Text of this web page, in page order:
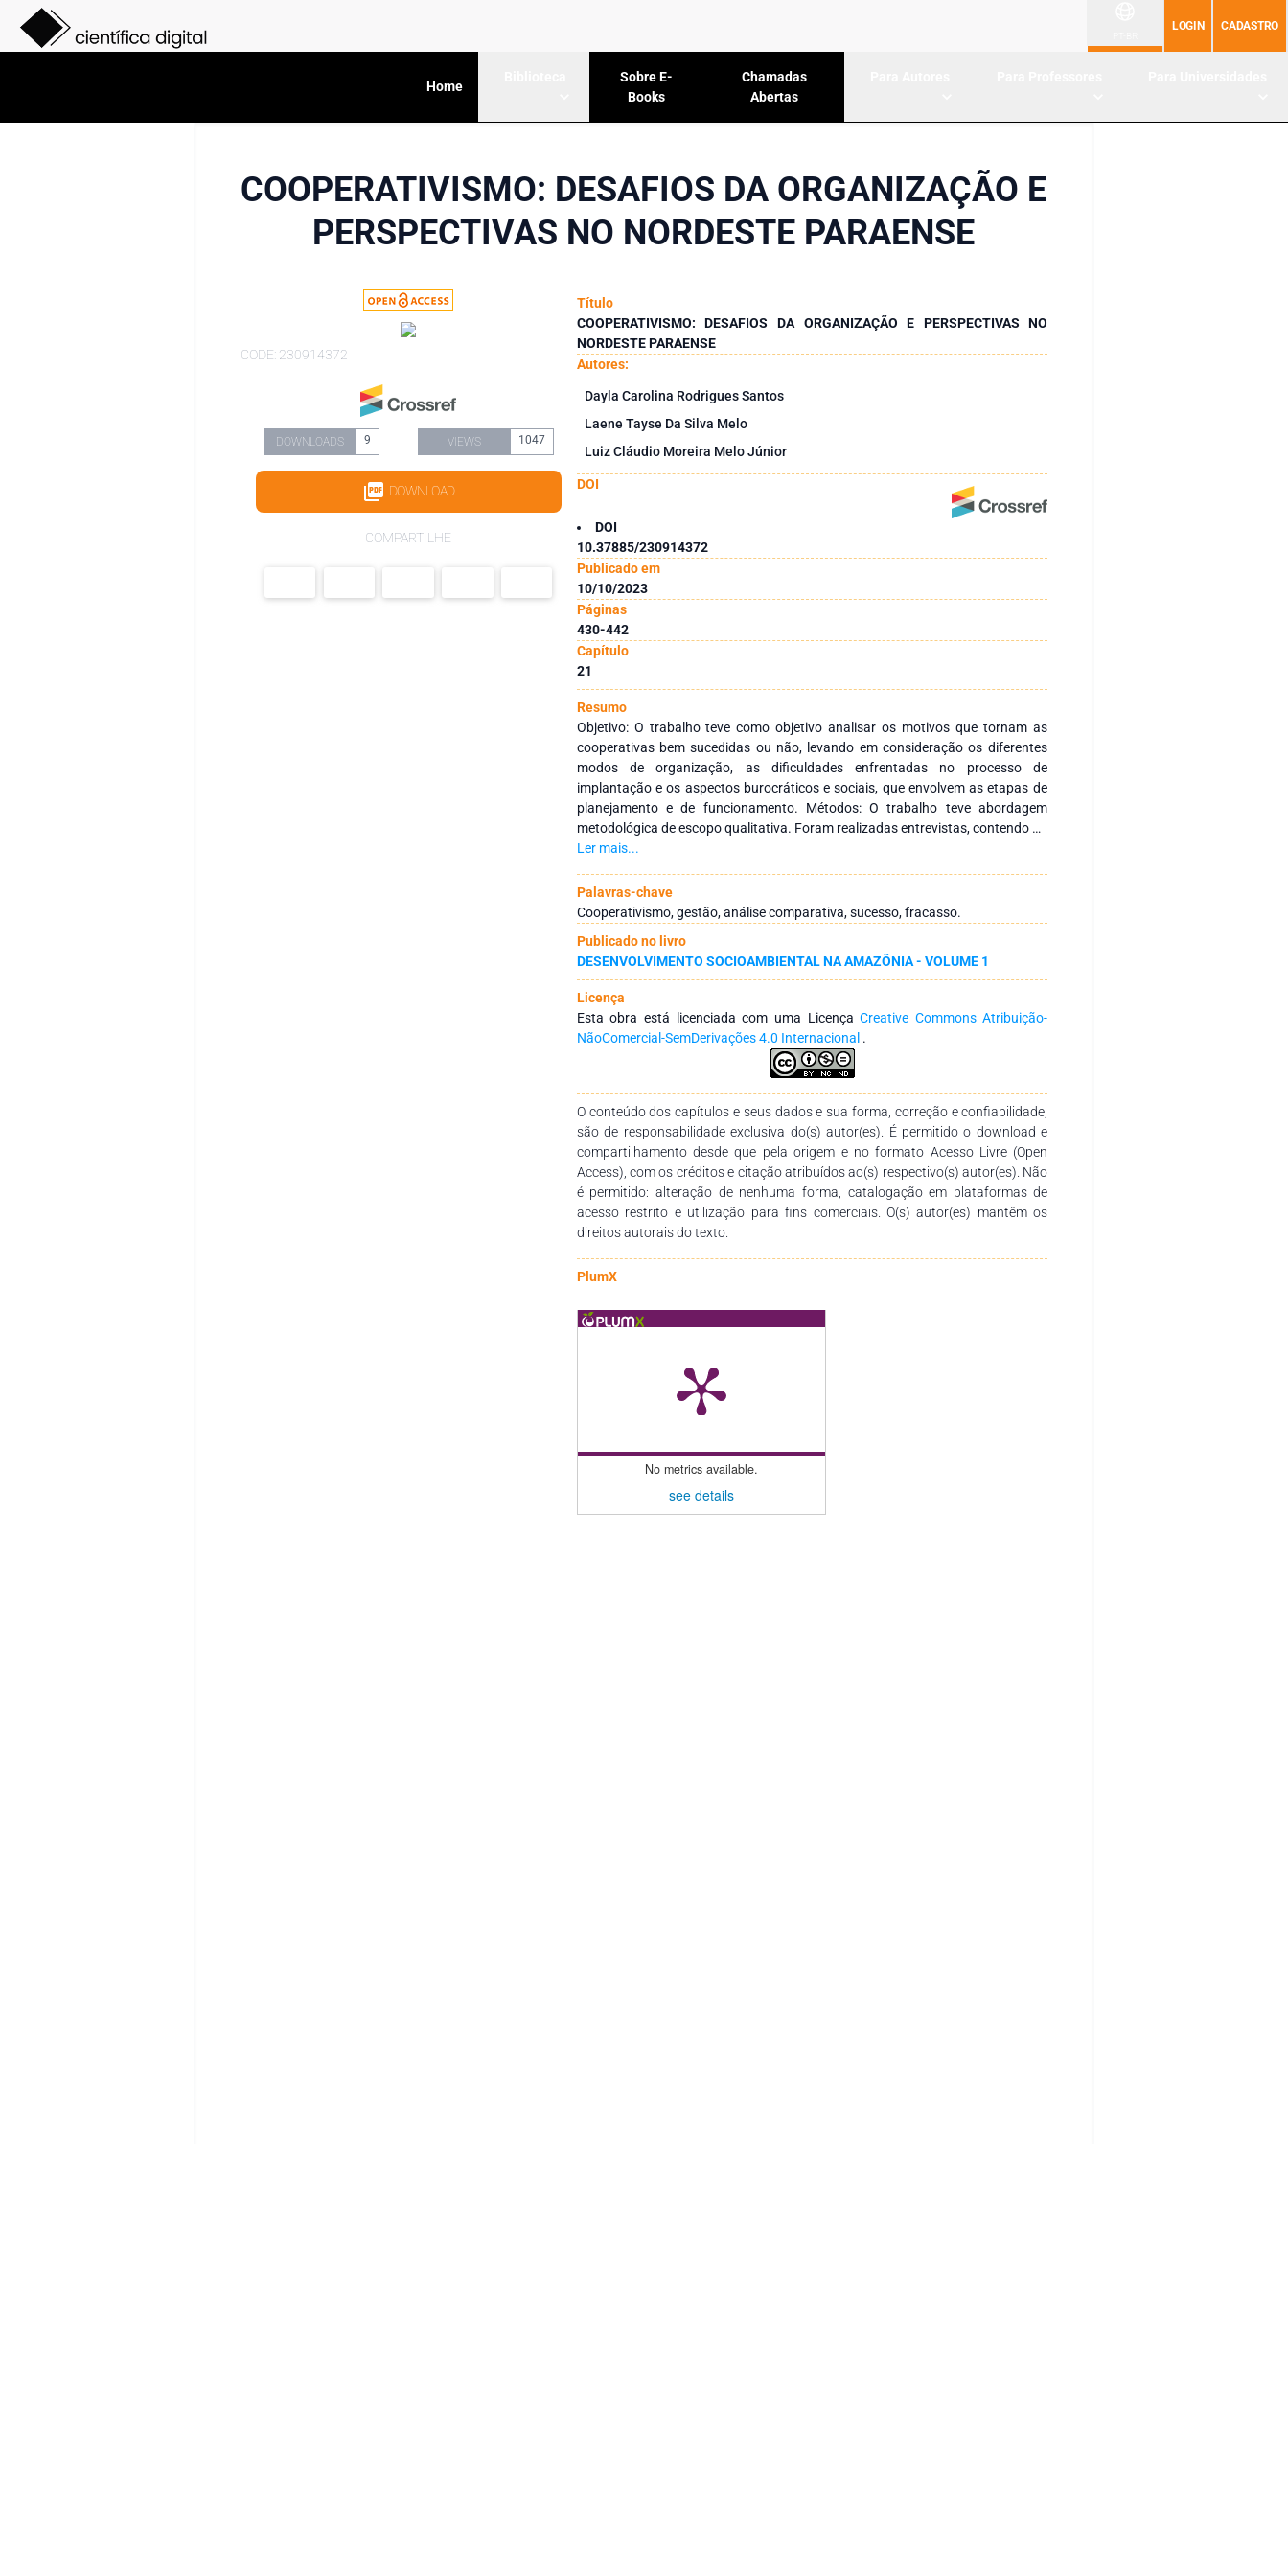
LOGIN CADASTRO
Home
Sobre E-
Books
Chamadas
Abertas
COOPERATIVISMO: DESAFIOS DA ORGANIZAÇÃO E
PERSPECTIVAS NO NORDESTE PARAENSE
CODE: 230914372
DOWNLOADS 9 VIEWS 1047
DOWNLOAD
COMPARTILHE
Título
COOPERATIVISMO: DESAFIOS DA ORGANIZAÇÃO E PERSPECTIVAS NO
NORDESTE PARAENSE
Autores:
Dayla Carolina Rodrigues Santos
Laene Tayse Da Silva Melo
Luiz Cláudio Moreira Melo Júnior
DOI
DOI
10.37885/230914372
Publicado em
10/10/2023
Páginas
430-442
Capítulo
21
Resumo
Objetivo: O trabalho teve como objetivo analisar os motivos que tornam as
cooperativas bem sucedidas ou não, levando em consideração os diferentes
modos de organização, as dificuldades enfrentadas no processo de
implantação e os aspectos burocráticos e sociais, que envolvem as etapas de
planejamento e de funcionamento. Métodos: O trabalho teve abordagem
metodológica de escopo qualitativa. Foram realizadas entrevistas, contendo 20
perguntas acerca da fundação e funcionamento de duas cooperativas no
Resultados: Como principais resultados, constatou-se que ambas as
cooperativas continham, em si, a identidade do cooperativismo. No entanto, o
que as difere é a transparência das ações das diretorias e o número de
cooperados. Conclusão: Infere-se que para haver sucesso é necessário um
apoio técnico especializado, planejamento das atividades e gestão democrática
e participativa.
Ler mais...
Palavras-chave
Cooperativismo, gestão, análise comparativa, sucesso, fracasso.
Publicado no livro
DESENVOLVIMENTO SOCIOAMBIENTAL NA AMAZÔNIA - VOLUME 1
Licença
Esta obra está licenciada com uma LicençaCreative Commons Atribuição-
NãoComercial-SemDerivações 4.0 Internacional .
O conteúdo dos capítulos e seus dados e sua forma, correção e confiabilidade,
são de responsabilidade exclusiva do(s) autor(es). É permitido o download e
compartilhamento desde que pela origem e no formato Acesso Livre (Open
Access), com os créditos e citação atribuídos ao(s) respectivo(s) autor(es). Não
é permitido: alteração de nenhuma forma, catalogação em plataformas de
acesso restrito e utilização para fins comerciais. O(s) autor(es) mantêm os
direitos autorais do texto.
PlumX
No metrics available.
see details